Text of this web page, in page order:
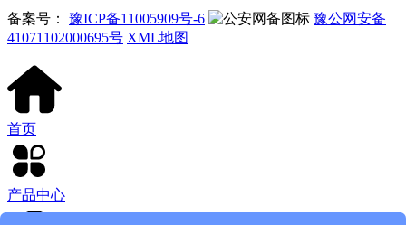
备案号： 豫ICP备11005909号-6
豫公网安备
41071102000695号 XML地图
首页
产品中心